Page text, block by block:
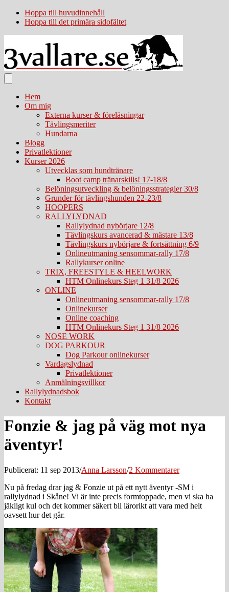
Hoppa till huvudinnehåll
Hoppa till det primära sidofältet
Hem
Om mig
Externa kurser & föreläsningar
Tävlingsmeriter
Hundarna
Blogg
Privatlektioner
Kurser 2026
Utvecklas som hundtränare
Boot camp tränarskills! 17-18/8
Belöningsutveckling & belöningsstrategier 30/8
Grunder för tävlingshunden 22-23/8
HOOPERS
RALLYLYDNAD
Rallylydnad nybörjare 12/8
Tävlingskurs avancerad & mästare 13/8
Tävlingskurs nybörjare & fortsättning 6/9
Onlineutmaning sensommar-rally 17/8
Rallykurser online
TRIX, FREESTYLE & HEELWORK
HTM Onlinekurs Steg 1 31/8 2026
ONLINE
Onlineutmaning sensommar-rally 17/8
Onlinekurser
Online coaching
HTM Onlinekurs Steg 1 31/8 2026
NOSE WORK
DOG PARKOUR
Dog Parkour onlinekurser
Vardagslydnad
Privatlektioner
Anmälningsvillkor
Rallylydnadsbok
Kontakt
Fonzie & jag på väg mot nya
äventyr!
Publicerat: 11 sep 2013/Anna Larsson/2 Kommentarer
Nu på fredag drar jag & Fonzie ut på ett nytt äventyr -SM i
rallylydnad i Skåne! Vi är inte precis formtoppade, men vi ska ha
jäkligt kul och det kommer säkert bli lärorikt att vara med helt
oavsett hur det går.